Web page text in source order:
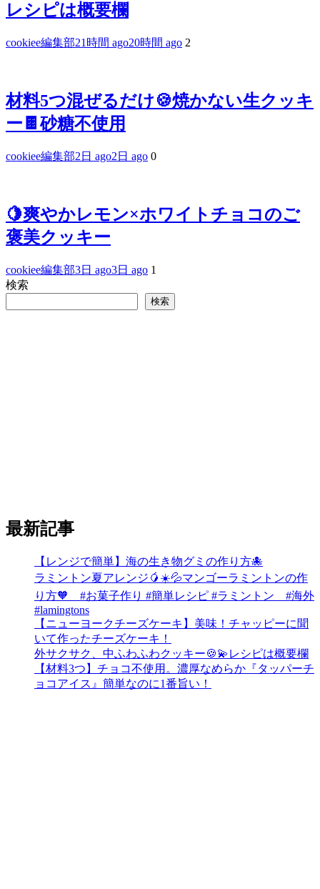
レシピは概要欄
cookiee編集部21時間 ago20時間 ago 2
材料5つ混ぜるだけ🍪焼かない生クッキ
ー🍫砂糖不使用
cookiee編集部2日 ago2日 ago 0
🍋爽やかレモン×ホワイトチョコのご
褒美クッキー
cookiee編集部3日 ago3日 ago 1
検索
検索
最新記事
【レンジで簡単】海の生き物グミの作り方🐙
ラミントン夏アレンジ🥭☀️💦マンゴーラミントンの作
り方🧡 #お菓子作り #簡単レシピ #ラミントン #海外
#lamingtons
【ニューヨークチーズケーキ】美味！チャッピーに聞
いて作ったチーズケーキ！
外サクサク、中ふわふわクッキー🍪💫レシピは概要欄
【材料3つ】チョコ不使用。濃厚なめらか『タッパーチ
ョコアイス』簡単なのに1番旨い！